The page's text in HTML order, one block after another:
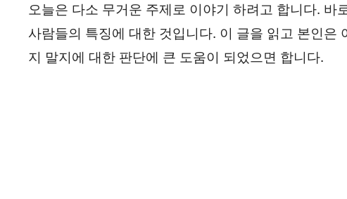
오늘은 다소 무거운 주제로 이야기 하려고 합니다.
사람들의 특징에 대한 것입니다. 이 글을 읽고 본인은
지 말지에 대한 판단에 큰 도움이 되었으면 합니다.